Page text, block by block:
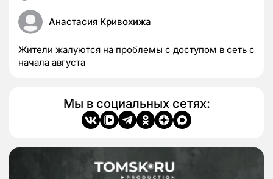
Анастасия Кривохижа
Жители жалуются на проблемы с доступом в сеть с
начала августа
Мы в социальных сетях: